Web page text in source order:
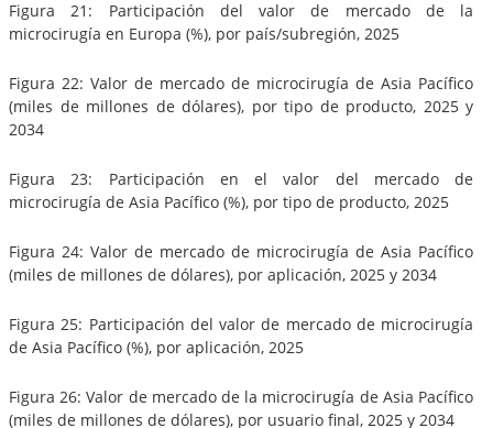
Figura 21: Participación del valor de mercado de la
microcirugía en Europa (%), por país/subregión, 2025
Figura 22: Valor de mercado de microcirugía de Asia Pacífico
(miles de millones de dólares), por tipo de producto, 2025 y
2034
Figura 23: Participación en el valor del mercado de
microcirugía de Asia Pacífico (%), por tipo de producto, 2025
Figura 24: Valor de mercado de microcirugía de Asia Pacífico
(miles de millones de dólares), por aplicación, 2025 y 2034
Figura 25: Participación del valor de mercado de microcirugía
de Asia Pacífico (%), por aplicación, 2025
Figura 26: Valor de mercado de la microcirugía de Asia Pacífico
(miles de millones de dólares), por usuario final, 2025 y 2034